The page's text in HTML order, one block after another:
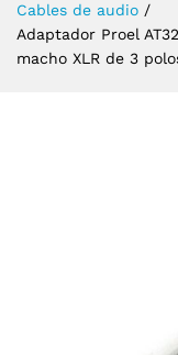
Cables de audio /
Adaptador Proel
macho XLR de 3